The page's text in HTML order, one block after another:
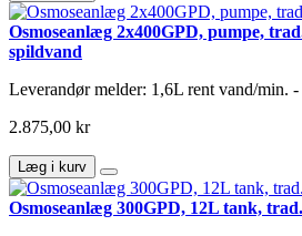
Osmoseanlæg 2x400GPD, pumpe,
spildvand
Leverandør melder: 1,6L rent vand/min. -
2.875,00 kr
Læg i kurv
Osmoseanlæg 300GPD, 12L tank,